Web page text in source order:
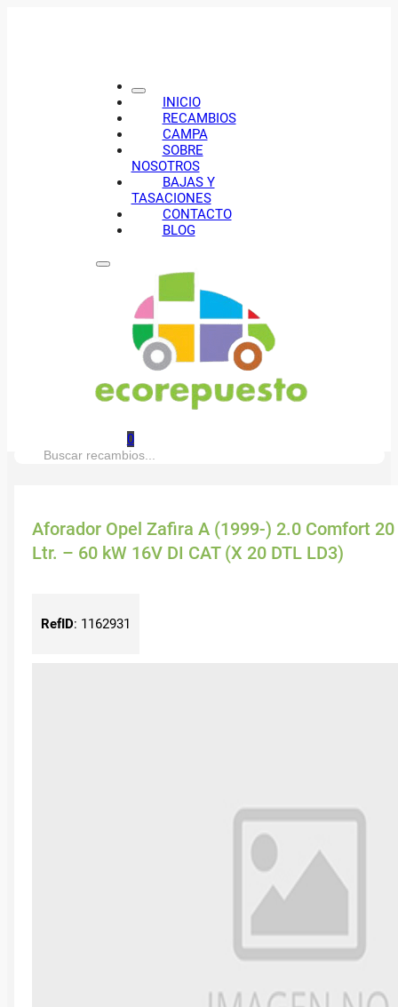
INICIO
RECAMBIOS
CAMPA
SOBRE
NOSOTROS
BAJAS Y
TASACIONES
CONTACTO
BLOG
0
Buscar:
Aforador Opel Zafira A (1999-) 2.0 Comfort 20
Ltr. – 60 kW 16V DI CAT (X 20 DTL LD3)
RefID: 1162931